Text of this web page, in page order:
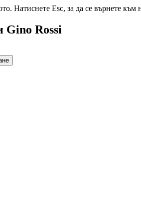
Натиснете Esc, за да се върнете към
Rossi